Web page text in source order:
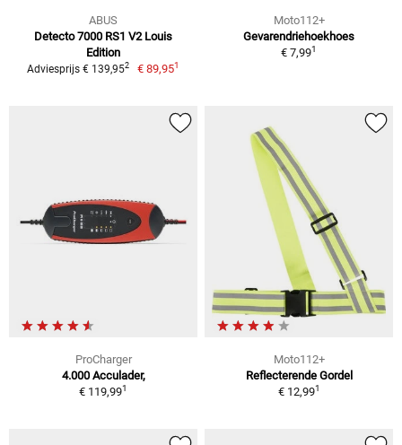
ABUS
Detecto 7000 RS1 V2 Louis
Edition
Adviesprijs € 139,952 € 89,951
Moto112+
Gevarendriehoekhoes
€ 7,991
ProCharger
4.000 Acculader,
€ 119,991
Moto112+
Reflecterende Gordel
€ 12,991